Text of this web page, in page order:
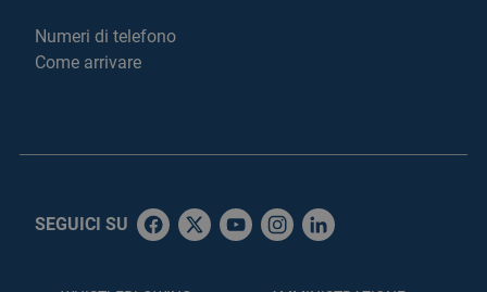
Numeri di telefono
Come arrivare
SEGUICI SU